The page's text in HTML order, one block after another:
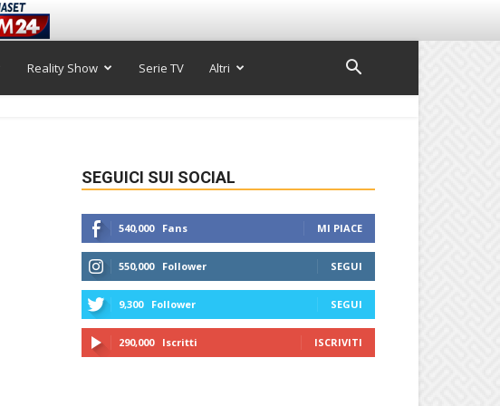
Reality Show Serie TV Altri
SEGUICI SUI SOCIAL
540,000 Fans MI PIACE
550,000 Follower SEGUI
9,300 Follower SEGUI
290,000 Iscritti ISCRIVITI